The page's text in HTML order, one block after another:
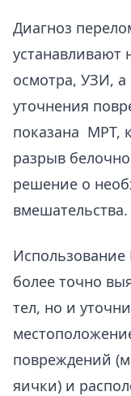
Диагноз
устанавливают
осмотра, УЗИ,
уточнения
показана МРТ,
разрыв
решение о
вмешательства.
Использование
более точно
тел, но и
повреждений
яички) и